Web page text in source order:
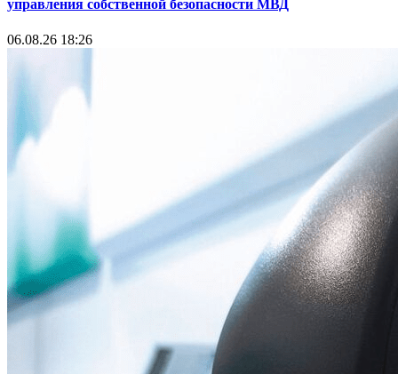
управления собственной безопасности МВД
06.08.26 18:26